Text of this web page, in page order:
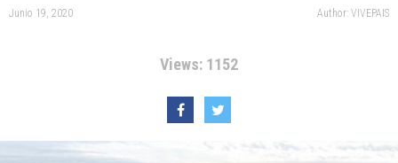
Junio 19, 2020 Author: VIVEPAIS
Views: 1152